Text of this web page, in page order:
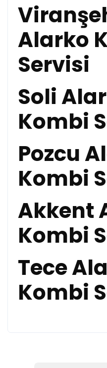
Alarko
Servisi
Soli
Kombi
Pozcu
Kombi
Akkent
Kombi
Tece
Kombi